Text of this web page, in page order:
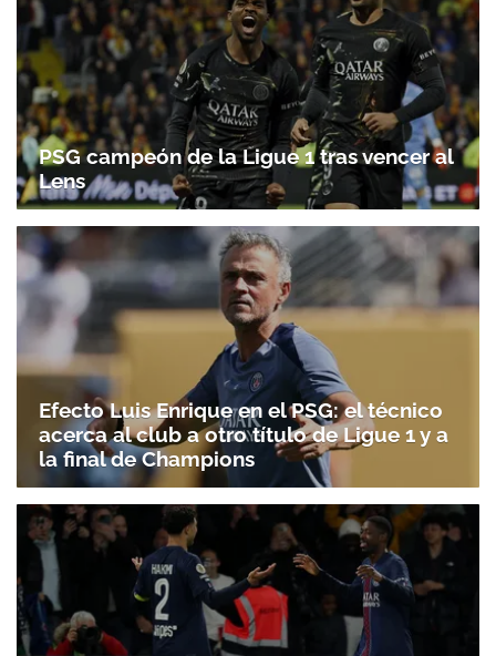
PSG campeón de la Ligue 1 tras vencer al
Lens
Efecto Luis Enrique en el PSG: el técnico
acerca al club a otro título de Ligue 1 y a
la final de Champions